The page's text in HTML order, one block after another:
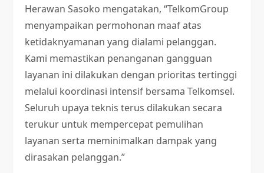
Herawan Sasoko mengatakan, “TelkomGroup
menyampaikan permohonan maaf atas
ketidaknyamanan yang dialami pelanggan.
Kami memastikan penanganan gangguan
layanan ini dilakukan dengan prioritas tertinggi
melalui koordinasi intensif bersama Telkomsel.
Seluruh upaya teknis terus dilakukan secara
terukur untuk mempercepat pemulihan
layanan serta meminimalkan dampak yang
dirasakan pelanggan.”